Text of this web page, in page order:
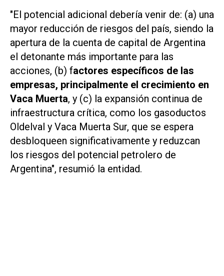
"El potencial adicional debería venir de: (a) una
mayor reducción de riesgos del país, siendo la
apertura de la cuenta de capital de Argentina
el detonante más importante para las
acciones, (b) factores específicos de las
empresas, principalmente el crecimiento en
Vaca Muerta, y (c) la expansión continua de
infraestructura crítica, como los gasoductos
Oldelval y Vaca Muerta Sur, que se espera
desbloqueen significativamente y reduzcan
los riesgos del potencial petrolero de
Argentina", resumió la entidad.